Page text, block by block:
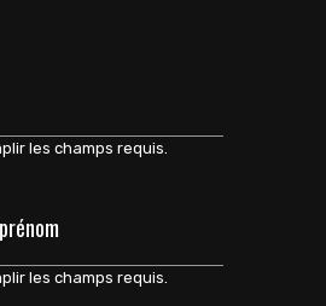
les champs requis.
les champs requis.